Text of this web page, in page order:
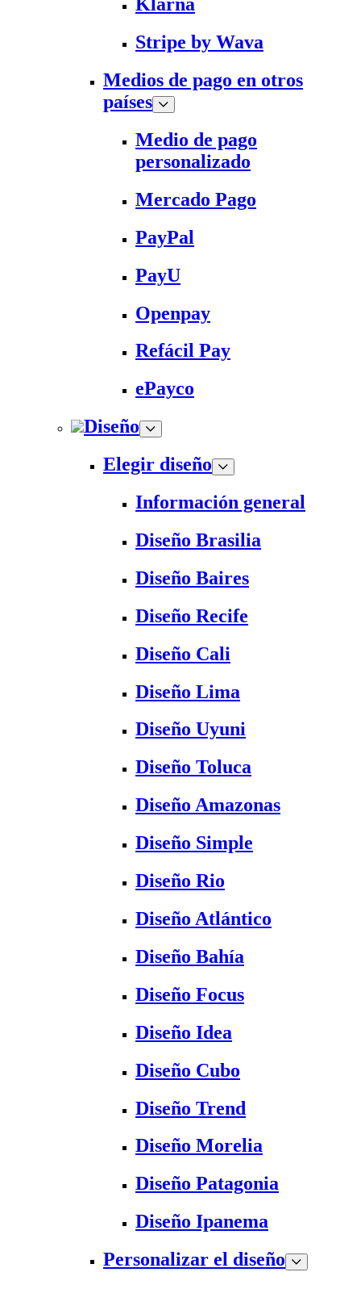
Stripe by Wava
Medios de pago en otros
países
Medio de pago
personalizado
Mercado Pago
PayPal
PayU
Openpay
Refácil Pay
ePayco
Diseño
Elegir diseño
Información general
Diseño Brasilia
Diseño Baires
Diseño Recife
Diseño Cali
Diseño Lima
Diseño Uyuni
Diseño Toluca
Diseño Amazonas
Diseño Simple
Diseño Rio
Diseño Atlántico
Diseño Bahía
Diseño Focus
Diseño Idea
Diseño Cubo
Diseño Trend
Diseño Morelia
Diseño Patagonia
Diseño Ipanema
Personalizar el diseño